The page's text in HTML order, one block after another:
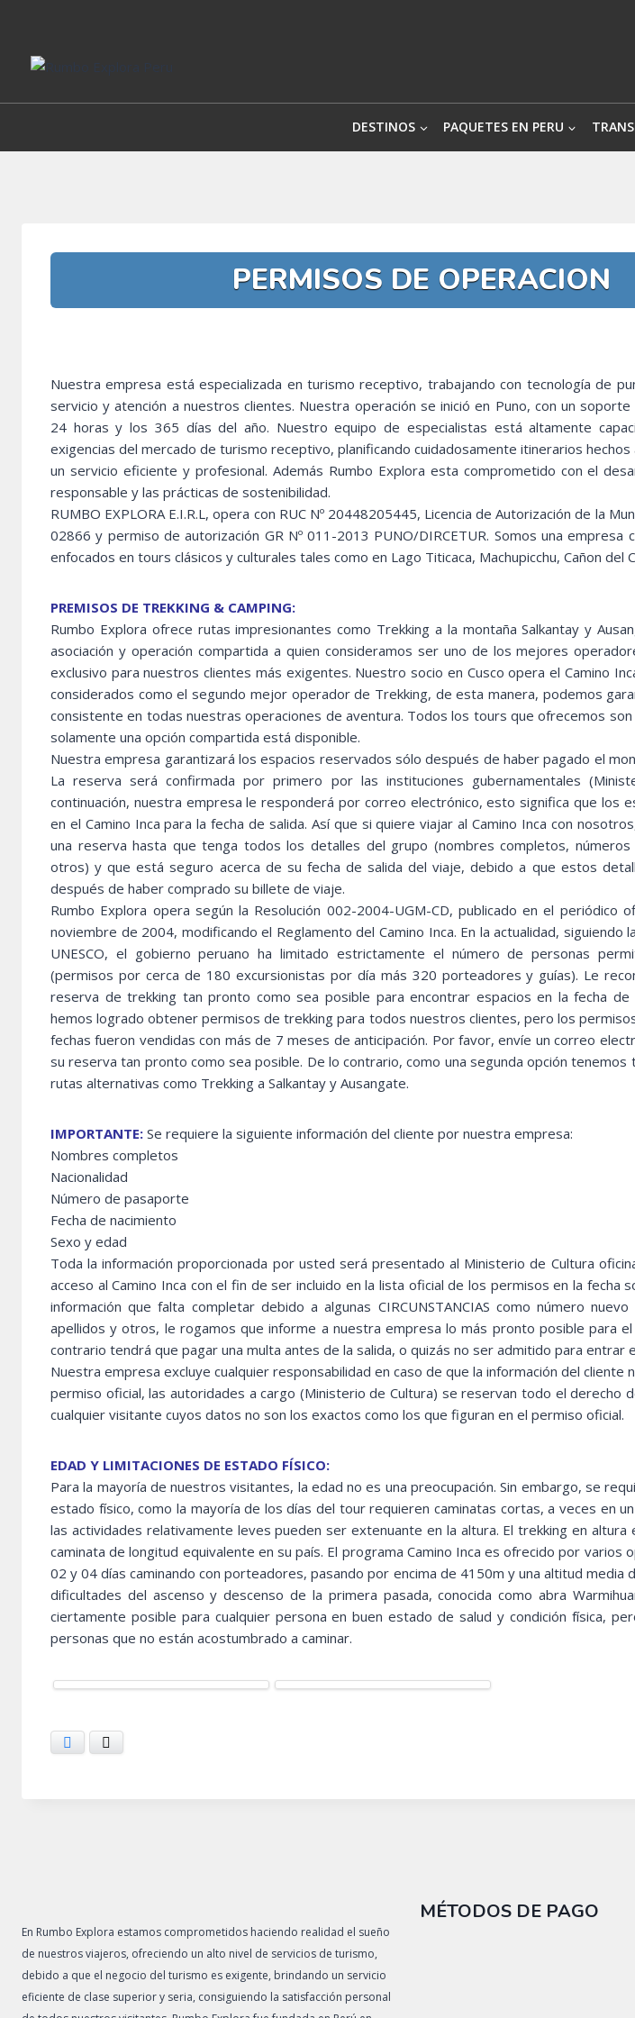
contenido
DESTINOS PAQUETES EN PERU
PERMISOS DE OPERACION
Nuestra empresa está especializada en turismo receptivo, trabajando con tecnología de
servicio y atención a nuestros clientes. Nuestra operación se inició en Puno, con un
24 horas y los 365 días del año. Nuestro equipo de especialistas está altamente
exigencias del mercado de turismo receptivo, planificando cuidadosamente itinerarios hechos
un servicio eficiente y profesional. Además Rumbo Explora esta comprometido con el
responsable y las prácticas de sostenibilidad.
RUMBO EXPLORA E.I.R.L, opera con RUC Nº 20448205445, Licencia de Autorización de la
02866 y permiso de autorización GR Nº 011-2013 PUNO/DIRCETUR. Somos una empresa
enfocados en tours clásicos y culturales tales como en Lago Titicaca, Machupicchu, Cañon del
PREMISOS DE TREKKING & CAMPING:
Rumbo Explora ofrece rutas impresionantes como Trekking a la montaña Salkantay y
asociación y operación compartida a quien consideramos ser uno de los mejores
exclusivo para nuestros clientes más exigentes. Nuestro socio en Cusco opera el Camino
considerados como el segundo mejor operador de Trekking, de esta manera, podemos
consistente en todas nuestras operaciones de aventura. Todos los tours que ofrecemos
solamente una opción compartida está disponible.
Nuestra empresa garantizará los espacios reservados sólo después de haber pagado el
La reserva será confirmada por primero por las instituciones gubernamentales
continuación, nuestra empresa le responderá por correo electrónico, esto significa que los
en el Camino Inca para la fecha de salida. Así que si quiere viajar al Camino Inca con
una reserva hasta que tenga todos los detalles del grupo (nombres completos,
otros) y que está seguro acerca de su fecha de salida del viaje, debido a que estos
después de haber comprado su billete de viaje.
Rumbo Explora opera según la Resolución 002-2004-UGM-CD, publicado en el periódico
noviembre de 2004, modificando el Reglamento del Camino Inca. En la actualidad, siguiendo
UNESCO, el gobierno peruano ha limitado estrictamente el número de personas
(permisos por cerca de 180 excursionistas por día más 320 porteadores y guías). Le
reserva de trekking tan pronto como sea posible para encontrar espacios en la fecha de
hemos logrado obtener permisos de trekking para todos nuestros clientes, pero los
fechas fueron vendidas con más de 7 meses de anticipación. Por favor, envíe un correo
su reserva tan pronto como sea posible. De lo contrario, como una segunda opción tenemos
rutas alternativas como Trekking a Salkantay y Ausangate.
IMPORTANTE: Se requiere la siguiente información del cliente por nuestra empresa:
Nombres completos
Nacionalidad
Número de pasaporte
Fecha de nacimiento
Sexo y edad
Toda la información proporcionada por usted será presentado al Ministerio de Cultura
acceso al Camino Inca con el fin de ser incluido en la lista oficial de los permisos en la fecha
información que falta completar debido a algunas CIRCUNSTANCIAS como número
apellidos y otros, le rogamos que informe a nuestra empresa lo más pronto posible para
contrario tendrá que pagar una multa antes de la salida, o quizás no ser admitido para entrar
Nuestra empresa excluye cualquier responsabilidad en caso de que la información del cliente
permiso oficial, las autoridades a cargo (Ministerio de Cultura) se reservan todo el derecho
cualquier visitante cuyos datos no son los exactos como los que figuran en el permiso oficial.
EDAD Y LIMITACIONES DE ESTADO FÍSICO:
Para la mayoría de nuestros visitantes, la edad no es una preocupación. Sin embargo, se
estado físico, como la mayoría de los días del tour requieren caminatas cortas, a veces en
las actividades relativamente leves pueden ser extenuante en la altura. El trekking en altura
caminata de longitud equivalente en su país. El programa Camino Inca es ofrecido por varios
02 y 04 días caminando con porteadores, pasando por encima de 4150m y una altitud media
dificultades del ascenso y descenso de la primera pasada, conocida como abra
ciertamente posible para cualquier persona en buen estado de salud y condición física,
personas que no están acostumbrado a caminar.
Facebook
En Rumbo Explora estamos comprometidos haciendo realidad el sueño
de nuestros viajeros, ofreciendo un alto nivel de servicios de turismo,
debido a que el negocio del turismo es exigente, brindando un servicio
eficiente de clase superior y seria, consiguiendo la satisfacción personal
MÉTODOS DE PAGO